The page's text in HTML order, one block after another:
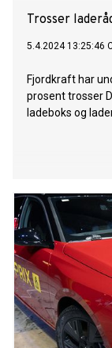
Trosser
5.4.2024 13:25:46
Fjordkraft har
prosent trosser
ladeboks og